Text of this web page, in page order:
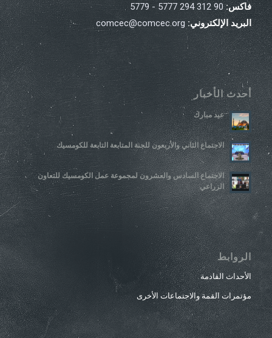
فاكس:90 312 294 5777 - 5779
البريد الإلكتروني: comcec@comcec.org
أحدث الأخبار
عيد مبارك
الاجتماع الثاني والأربعون للجنة المتابعة التابعة للكومسيك
الاجتماع السادس والعشرون لمجموعة عمل الكومسيك للتعاون
الزراعي
الروابط
الأحداث القادمة
مؤتمرات القمة والاجتماعات الأخرى